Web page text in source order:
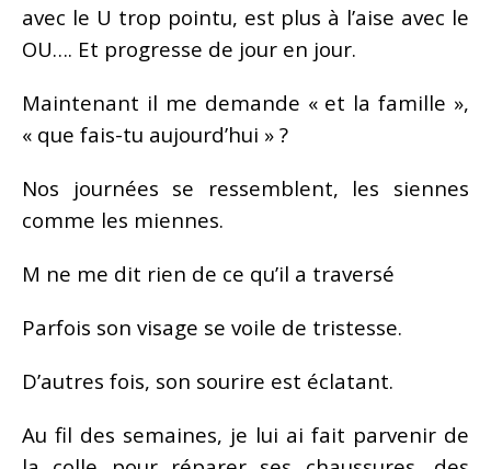
avec le U trop pointu, est plus à l’aise avec le
OU…. Et progresse de jour en jour.
Maintenant il me demande « et la famille »,
« que fais-tu aujourd’hui » ?
Nos journées se ressemblent, les siennes
comme les miennes.
M ne me dit rien de ce qu’il a traversé
Parfois son visage se voile de tristesse.
D’autres fois, son sourire est éclatant.
Au fil des semaines, je lui ai fait parvenir de